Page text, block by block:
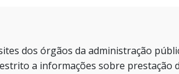
dos órgãos da administração
a informações sobre prestação